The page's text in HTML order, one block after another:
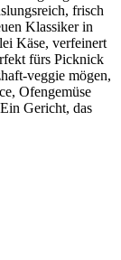
frisch
Klassiker in
Käse, verfeinert
fürs Picknick
veggie mögen,
Ofengemüse
Gericht, das